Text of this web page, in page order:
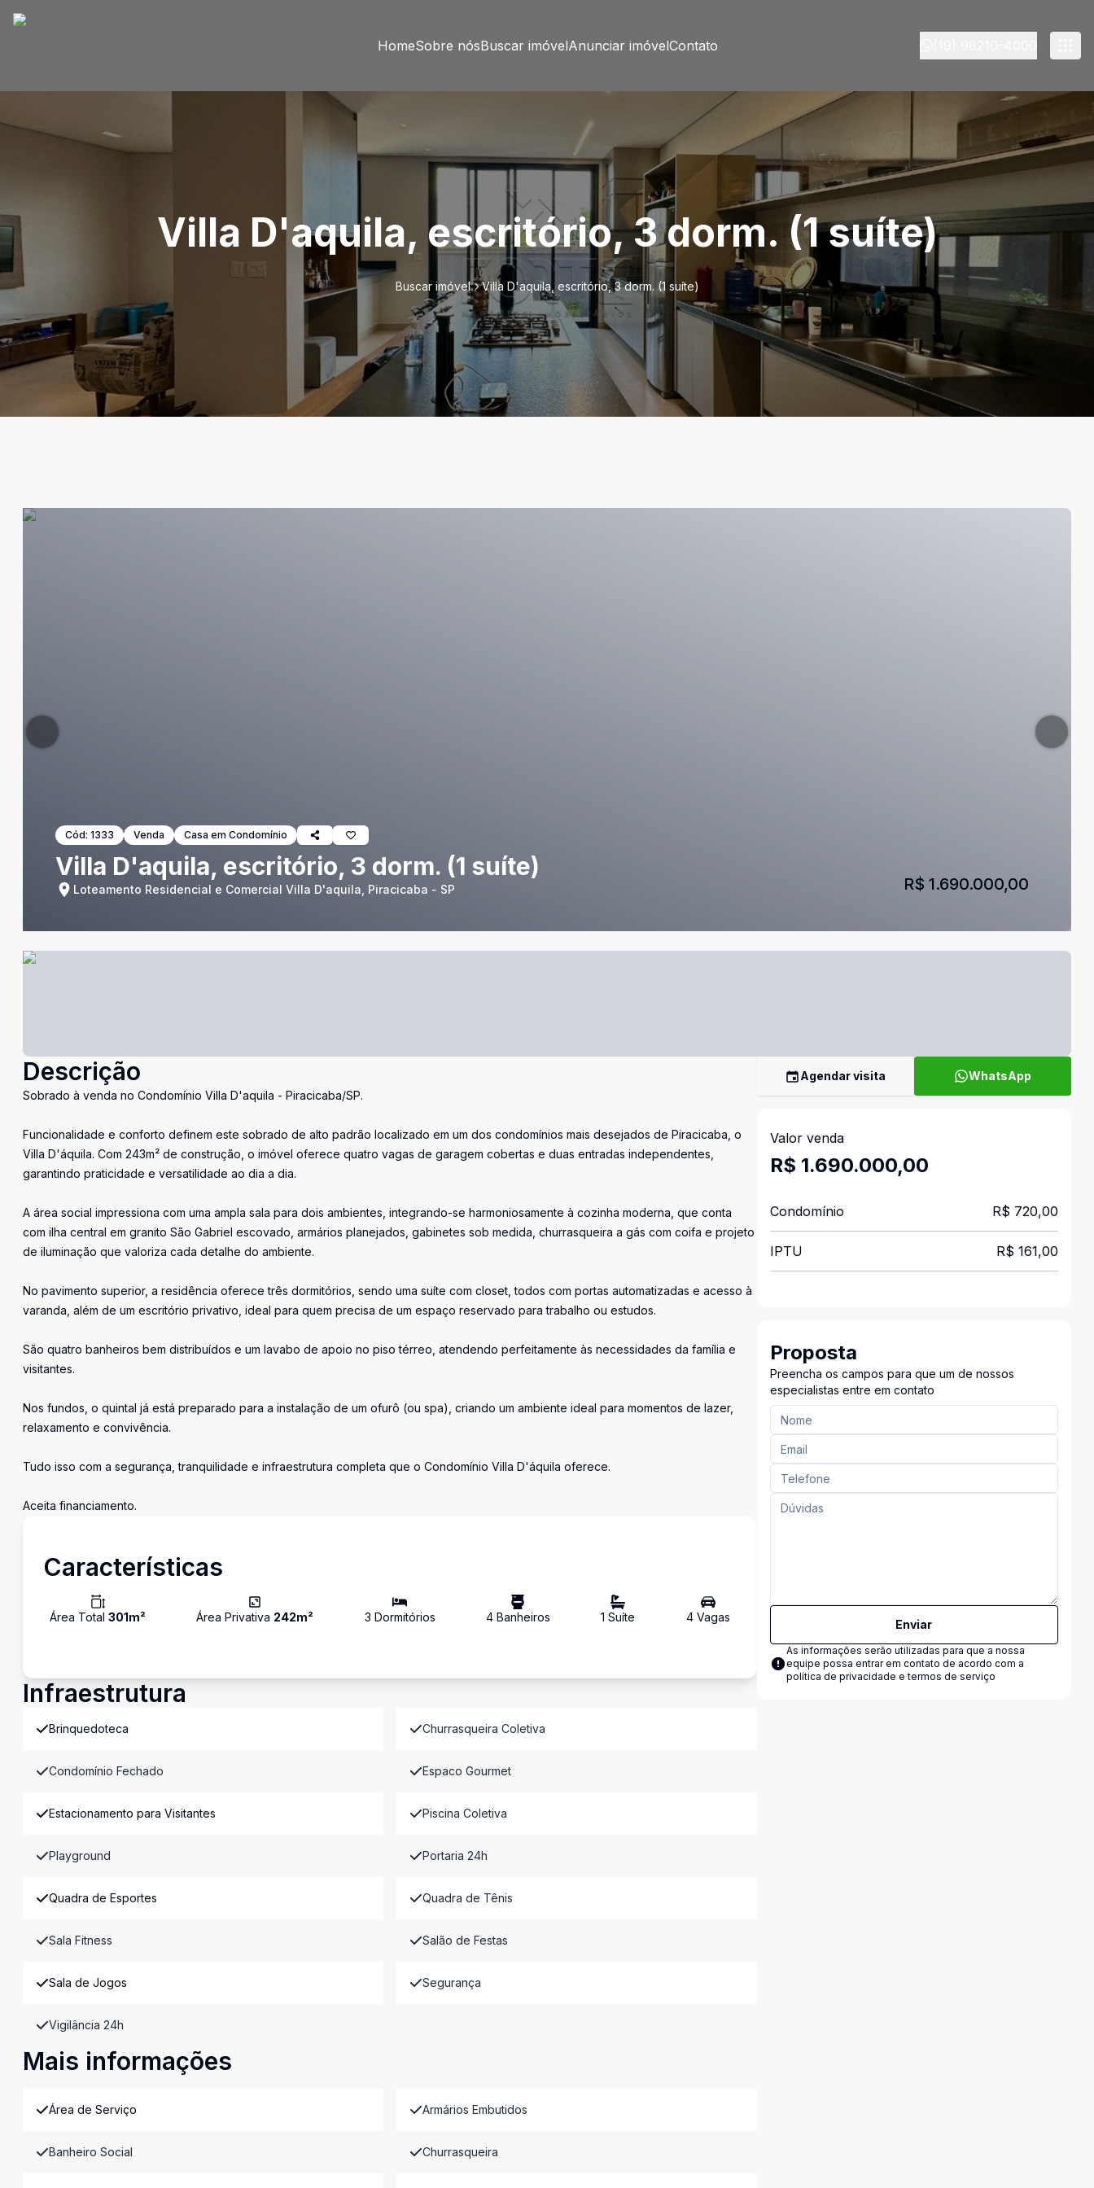
HomeSobre nósBuscar imóvelAnunciar imóvelContato
Villa D'aquila, escritório, 3 dorm. (1 suíte)
Buscar imóvel Villa D'aquila, escritório, 3 dorm. (1 suíte)
Cód: 1333 Venda Casa em Condomínio
Villa D'aquila, escritório, 3 dorm. (1 suíte)
Loteamento Residencial e Comercial Villa D'aquila, Piracicaba - SP R$ 1.690.000,00
Descrição
Sobrado à venda no Condomínio Villa D'aquila - Piracicaba/SP.
Funcionalidade e conforto definem este sobrado de alto padrão localizado em um dos condomínios mais desejados de Piracicaba, o
Villa D'áquila. Com 243m² de construção, o imóvel oferece quatro vagas de garagem cobertas e duas entradas independentes,
garantindo praticidade e versatilidade ao dia a dia.
A área social impressiona com uma ampla sala para dois ambientes, integrando-se harmoniosamente à cozinha moderna, que conta
com ilha central em granito São Gabriel escovado, armários planejados, gabinetes sob medida, churrasqueira a gás com coifa e projeto
de iluminação que valoriza cada detalhe do ambiente.
No pavimento superior, a residência oferece três dormitórios, sendo uma suíte com closet, todos com portas automatizadas e acesso à
varanda, além de um escritório privativo, ideal para quem precisa de um espaço reservado para trabalho ou estudos.
São quatro banheiros bem distribuídos e um lavabo de apoio no piso térreo, atendendo perfeitamente às necessidades da família e
visitantes.
Nos fundos, o quintal já está preparado para a instalação de um ofurô (ou spa), criando um ambiente ideal para momentos de lazer,
relaxamento e convivência.
Tudo isso com a segurança, tranquilidade e infraestrutura completa que o Condomínio Villa D'áquila oferece.
Aceita financiamento.
Características
Área Total 301m² Área Privativa 242m² 3 Dormitórios 4Banheiros 1 Suíte 4Vagas
Infraestrutura
Brinquedoteca Churrasqueira Coletiva
Condomínio Fechado Espaco Gourmet
Estacionamento para Visitantes Piscina Coletiva
Playground Portaria 24h
Quadra de Esportes Quadra de Tênis
Sala Fitness Salão de Festas
Sala de Jogos Segurança
Vigilância 24h
Mais informações
Área de Serviço Armários Embutidos
Banheiro Social Churrasqueira
Agendar visita WhatsApp
Valor venda
R$ 1.690.000,00
Condomínio R$ 720,00
IPTU R$ 161,00
Proposta
Preencha os campos para que um de nossos
especialistas entre em contato
Enviar
As informações serão utilizadas para que a nossa
equipe possa entrar em contato de acordo com a
política de privacidade e termos de serviço